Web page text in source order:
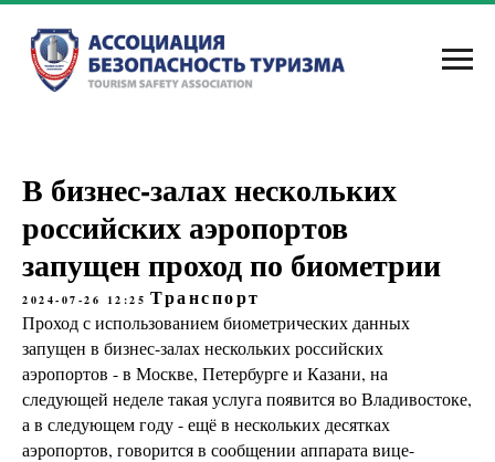
В бизнес-залах нескольких
российских аэропортов
запущен проход по биометрии
2024-07-26 12:25 Транспорт
Проход с использованием биометрических данных
запущен в бизнес-залах нескольких российских
аэропортов - в Москве, Петербурге и Казани, на
следующей неделе такая услуга появится во Владивостоке,
а в следующем году - ещё в нескольких десятках
аэропортов, говорится в сообщении аппарата вице-